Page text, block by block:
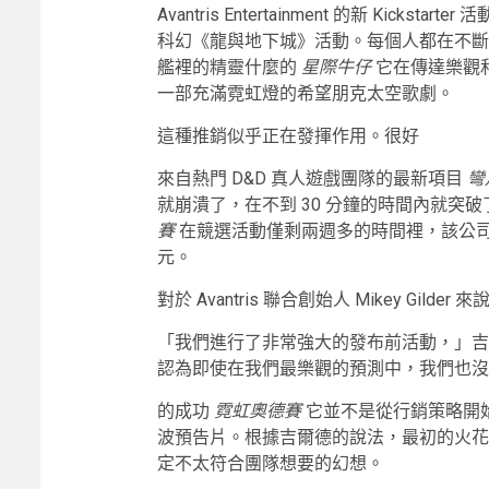
Avantris Entertainment 的新 Kickstarter
科幻《龍與地下城》活動。每個人都在不
艦裡的精靈什麼的 星際牛仔它在傳達樂觀
一部充滿霓虹燈的希望朋克太空歌劇。
這種推銷似乎正在發揮作用。很好
來自熱門 D&D 真人遊戲團隊的最新項目
就崩潰了，在不到 30 分鐘的時間內就突
賽在競選活動僅剩兩週多的時間裡，該公
元。
對於 Avantris 聯合創始人 Mikey Gilder 來
「我們進行了非常強大的發布前活動，」
認為即使在我們最樂觀的預測中，我們也
的成功 霓虹奧德賽它並不是從行銷策略開
波預告片。根據吉爾德的說法，最初的火
定不太符合團隊想要的幻想。